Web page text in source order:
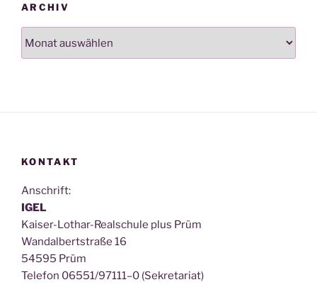
ARCHIV
KONTAKT
Anschrift:
IGEL
Kai­ser-Lothar-Real­schu­le plus Prüm
Wan­dal­bert­stra­ße 16
54595 Prüm
Tele­fon 06551/97111–0 (Sekre­ta­ri­at)